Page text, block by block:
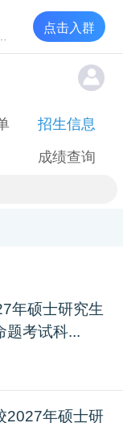
点击入群
招生信息
成绩查询
年硕士研究生
题考试科...
2027年硕士研